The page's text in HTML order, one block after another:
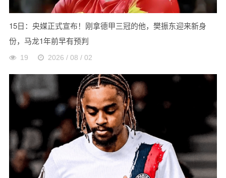
15日：央媒正式宣布！刚拿德甲三冠的他，樊振东迎来新身
份，马龙1年前早有预判
19 2026 / 08 / 02